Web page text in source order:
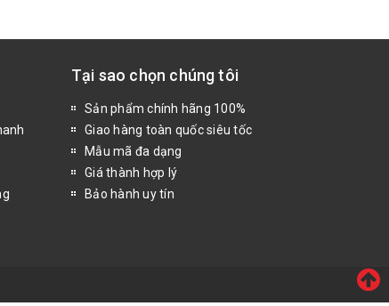
Tại sao chọn chúng tôi
Sản phẩm chính hãng 100%
Giao hàng toàn quốc siêu tốc
Mẫu mã đa dạng
Giá thành hợp lý
Bảo hành uy tín